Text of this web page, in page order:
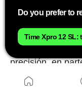
desveló la
Por otro lado
precisión, en
tiene en cuenta
de las propias
Do you prefer to
Time Xpro 12